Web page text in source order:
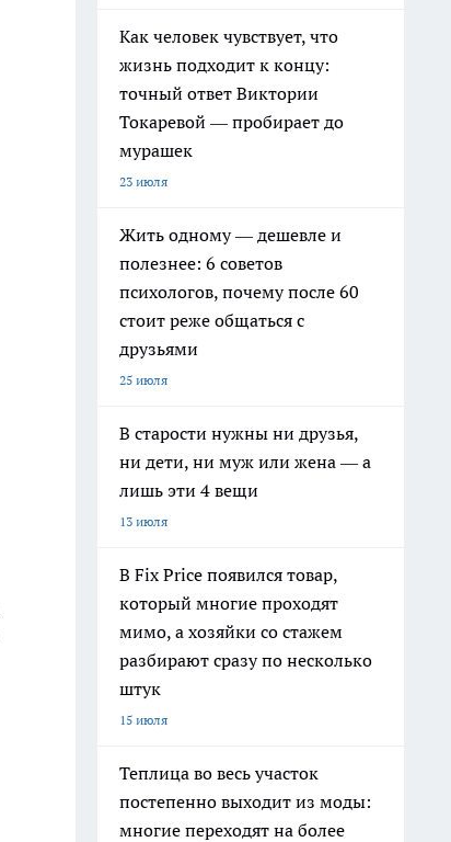
Как человек чувствует, что
жизнь подходит к концу:
точный ответ Виктории
Токаревой — пробирает до
мурашек
23 июля
Жить одному — дешевле и
полезнее: 6 советов
психологов, почему после 60
стоит реже общаться с
друзьями
25 июля
В старости нужны ни друзья,
ни дети, ни муж или жена — а
лишь эти 4 вещи
13 июля
В Fix Price появился товар,
который многие проходят
мимо, а хозяйки со стажем
разбирают сразу по несколько
штук
15 июля
Теплица во весь участок
постепенно выходит из моды:
многие переходят на более